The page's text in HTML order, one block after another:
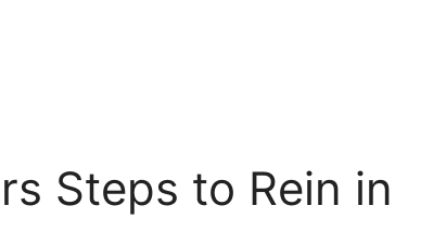
Steps to Rein in